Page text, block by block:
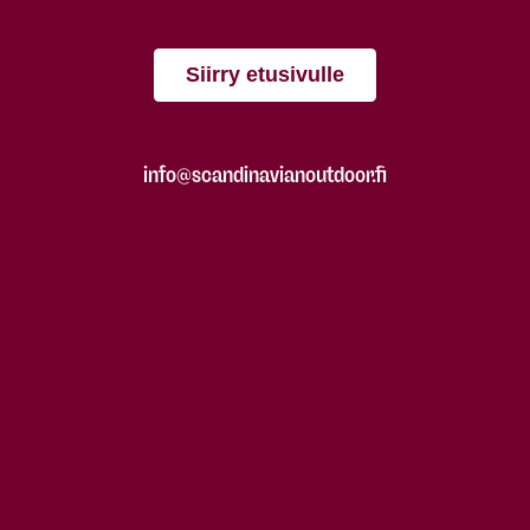
Siirry etusivulle
info@scandinavianoutdoor.fi